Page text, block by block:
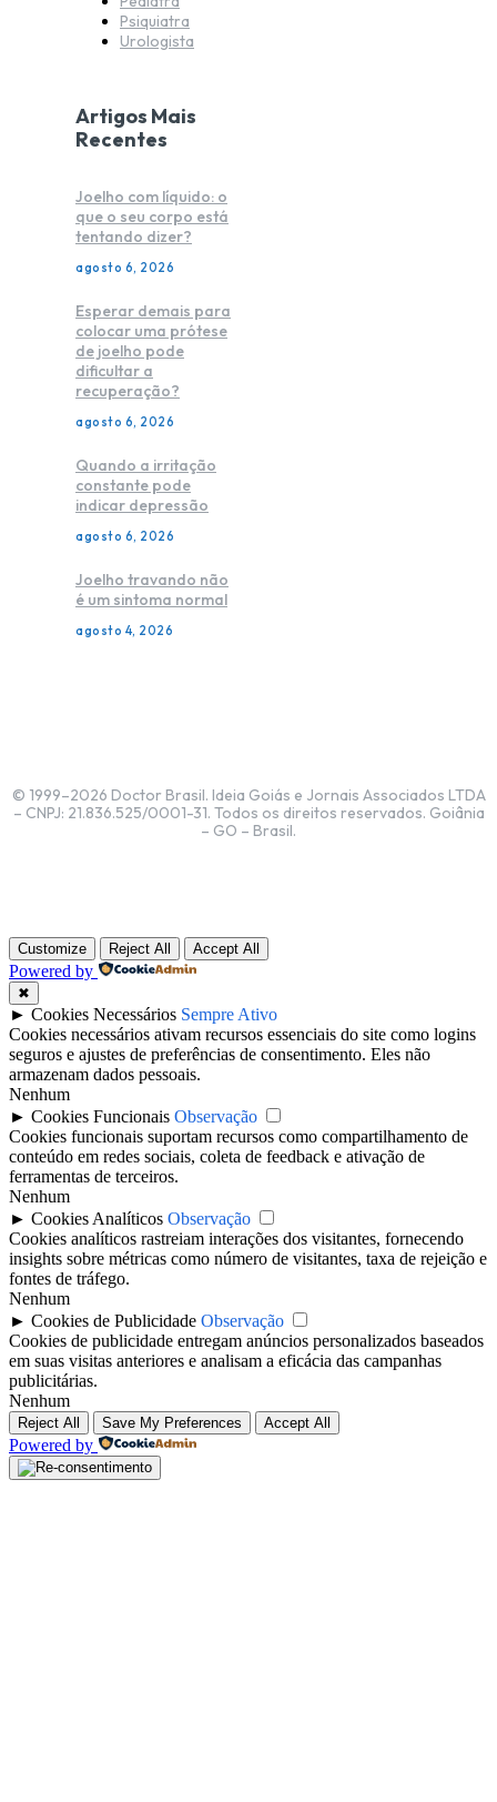
Psiquiatra
Urologista
Artigos Mais
Recentes
Joelho com líquido: o
que o seu corpo está
tentando dizer?
agosto 6, 2026
Esperar demais para
colocar uma prótese
de joelho pode
dificultar a
recuperação?
agosto 6, 2026
Quando a irritação
constante pode
indicar depressão
agosto 6, 2026
Joelho travando não
é um sintoma normal
agosto 4, 2026
© 1999–2026 Doctor Brasil. Ideia Goiás e Jornais Associados LTDA
– CNPJ: 21.836.525/0001-31. Todos os direitos reservados. Goiânia
– GO – Brasil.
Customize Reject All Accept All
Powered by
✖
► Cookies Necessários Sempre Ativo
Cookies necessários ativam recursos essenciais do site como logins
seguros e ajustes de preferências de consentimento. Eles não
armazenam dados pessoais.
Nenhum
► Cookies Funcionais Observação
Cookies funcionais suportam recursos como compartilhamento de
conteúdo em redes sociais, coleta de feedback e ativação de
ferramentas de terceiros.
Nenhum
► Cookies Analíticos Observação
Cookies analíticos rastreiam interações dos visitantes, fornecendo
insights sobre métricas como número de visitantes, taxa de rejeição e
fontes de tráfego.
Nenhum
► Cookies de Publicidade Observação
Cookies de publicidade entregam anúncios personalizados baseados
em suas visitas anteriores e analisam a eficácia das campanhas
publicitárias.
Nenhum
Reject All Save My Preferences Accept All
Powered by